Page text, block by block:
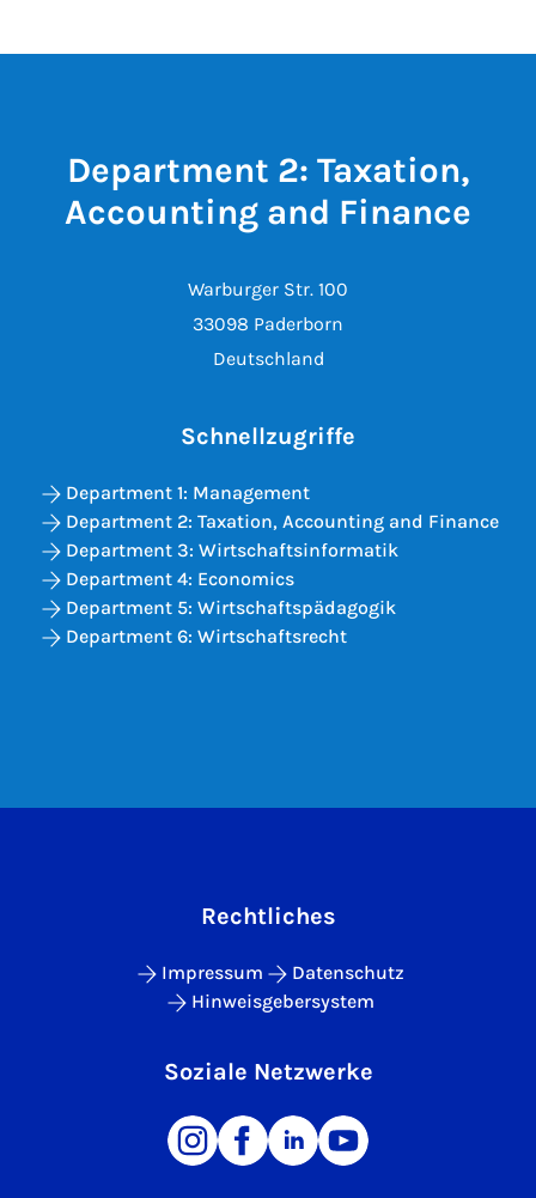
Department 2: Taxation,
Accounting and Finance
Warburger Str. 100
33098 Paderborn
Deutschland
Schnellzugriffe
Department 1: Management
Department 2: Taxation, Accounting and Finance
Department 3: Wirtschaftsinformatik
Department 4: Economics
Department 5: Wirtschaftspädagogik
Department 6: Wirtschaftsrecht
Rechtliches
Impressum
Datenschutz
Hinweisgebersystem
Soziale Netzwerke